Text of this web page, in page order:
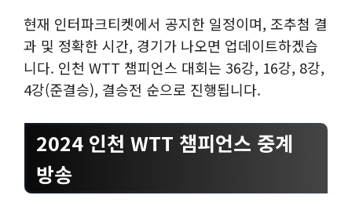
현재 인터파크티켓에서 공지한 일정이며, 조추첨 결
과 및 정확한 시간, 경기가 나오면 업데이트하겠습
니다. 인천 WTT 챔피언스 대회는 36강, 16강, 8강,
4강(준결승), 결승전 순으로 진행됩니다.
2024 인천 WTT 챔피언스 중계
방송